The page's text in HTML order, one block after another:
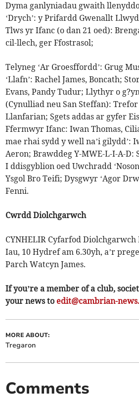
Dyma ganlyniadau gwaith
‘Drych’: y Prifardd Gwenallt
Tlws yr Ifanc (o dan 21 oed):
cil-llech, ger Ffostrasol;
Telyneg ‘Ar Groesffordd’: Grug
‘Llafn’: Rachel James, Boncath;
Evans, Pandy Tudur; Llythyr o
(Cynulliad neu San Steffan): Trefor
Llanfarian; Sgets addas ar gyfer
Ffermwyr Ifanc: Iwan Thomas,
mae rhai sydd y well na’i gilydd’:
Aeron; Brawddeg Y-MWE-L-I-A-D:
I ddisgyblion oed Uwchradd
Ysgol Bro Teifi; Dysgwyr ‘Agor
Fenni.
Cwrdd Diolchgarwch
CYNHELIR Cyfarfod
Iau, 10 Hydref am 6.30yh, a’r
Parch Watcyn James.
If you’re a member of a club,
your news to edit@cambrian-
MORE ABOUT:
Tregaron
Comments